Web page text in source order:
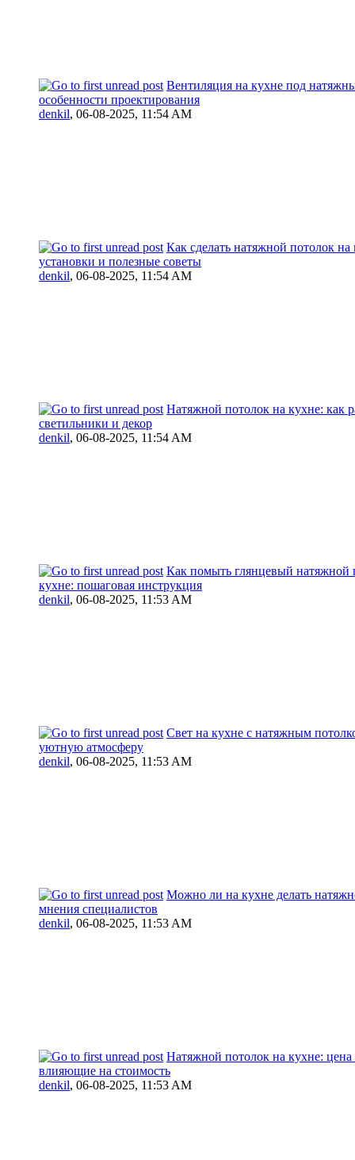
Вентиляция на кухне под
особенности проектирования
denkil, 06-08-2025, 11:54 AM
Как сделать натяжной потолок на
установки и полезные советы
denkil, 06-08-2025, 11:54 AM
Натяжной потолок на кухне: как
светильники и декор
denkil, 06-08-2025, 11:54 AM
Как помыть глянцевый натяжной
кухне: пошаговая инструкция
denkil, 06-08-2025, 11:53 AM
Свет на кухне с натяжным
уютную атмосферу
denkil, 06-08-2025, 11:53 AM
Можно ли на кухне делать
мнения специалистов
denkil, 06-08-2025, 11:53 AM
Натяжной потолок на кухне:
влияющие на стоимость
denkil, 06-08-2025, 11:53 AM